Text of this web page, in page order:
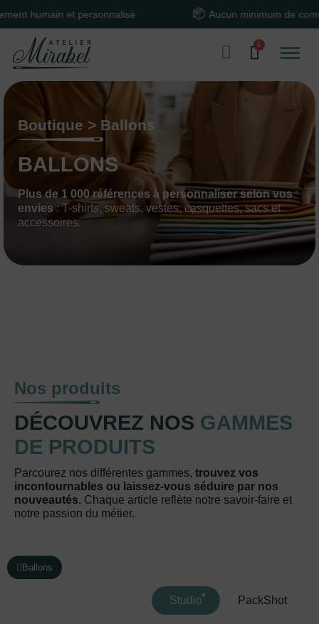
et personnalisé Aucun minimum de commande
Boutique > Ballons
BALLONS
Plus de 1 000 références à personnaliser selon vos
envies : T-shirts, sweats, vestes, casquettes, sacs et
accessoires.
Nos produits
DÉCOUVREZ NOS GAMMES
DE PRODUITS
Parcourez nos différentes gammes, trouvez vos
incontournables ou laissez-vous séduire par nos
nouveautés. Chaque article reflète notre savoir-faire et
notre passion du métier.
Ballons
Studio PackShot